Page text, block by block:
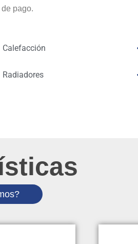
pago.
Calefacción
Radiadores